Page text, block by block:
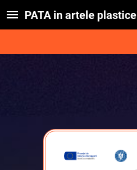
PATA in artele plastice